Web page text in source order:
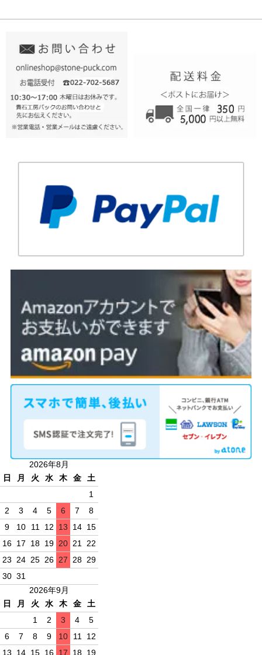
2026年8月
日
月 火 水 木 金
土
1
2
3 4 5 6 7
8
9
10 11 12 13 14 15
16 17 18 19 20 21 22
23 24 25 26 27 28 29
30 31
2026年9月
日
月 火 水 木 金
土
1
2 3 4
5
6
7 8 9 10 11 12
13
14 15 16 17 18 19